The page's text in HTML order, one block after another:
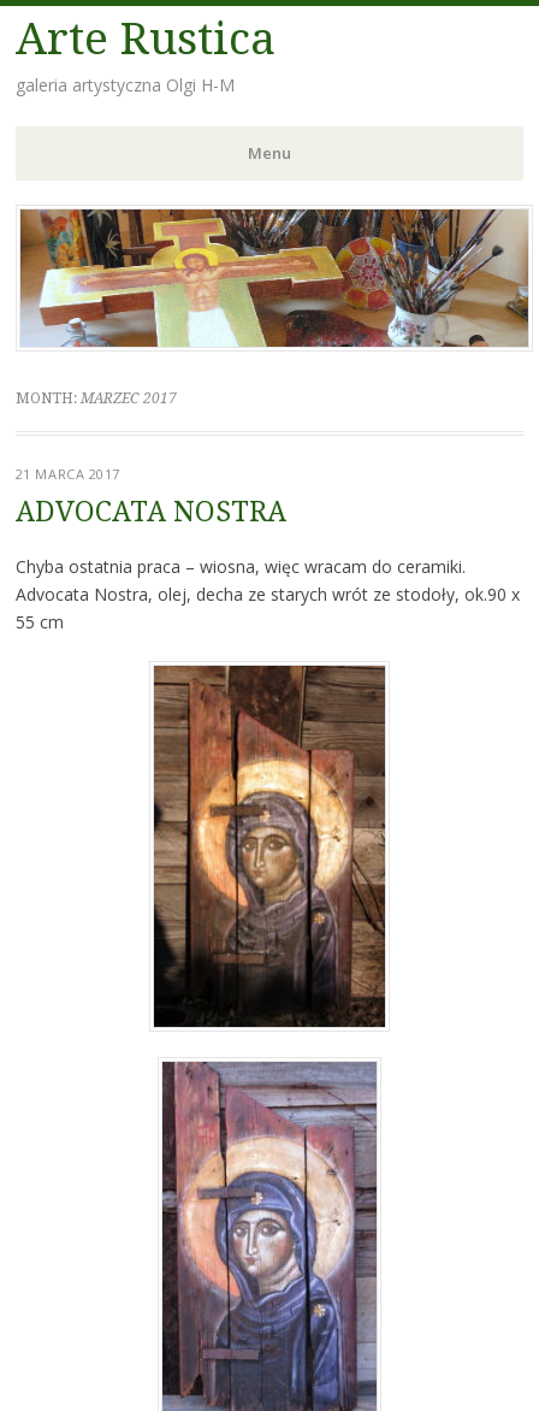
Arte Rustica
galeria artystyczna Olgi H-M
Menu
Skip
to
content
MONTH: MARZEC 2017
21 MARCA 2017
ADVOCATA NOSTRA
Chyba ostatnia praca – wiosna, więc wracam do ceramiki.
Advocata Nostra, olej, decha ze starych wrót ze stodoły, ok.90 x
55 cm